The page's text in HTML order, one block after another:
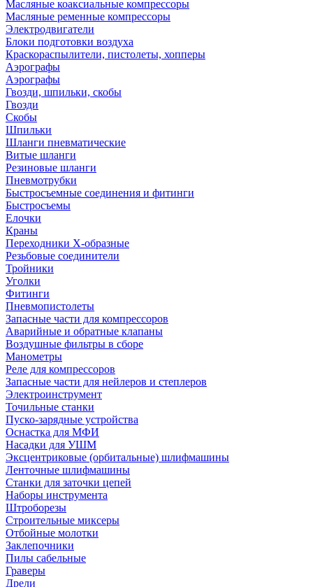
Масляные коаксиальные компрессоры
Масляные ременные компрессоры
Электродвигатели
Блоки подготовки воздуха
Краскораспылители, пистолеты, хопперы
Аэрографы
Аэрографы
Гвозди, шпильки, скобы
Гвозди
Скобы
Шпильки
Шланги пневматические
Витые шланги
Резиновые шланги
Пневмотрубки
Быстросъемные соединения и фитинги
Быстросъемы
Елочки
Краны
Переходники Х-образные
Резьбовые соединители
Тройники
Уголки
Фитинги
Пневмопистолеты
Запасные части для компрессоров
Аварийные и обратные клапаны
Воздушные фильтры в сборе
Манометры
Реле для компрессоров
Запасные части для нейлеров и степлеров
Электроинструмент
Точильные станки
Пуско-зарядные устройства
Оснастка для МФИ
Насадки для УШМ
Эксцентриковые (орбитальные) шлифмашины
Ленточные шлифмашины
Станки для заточки цепей
Наборы инструмента
Штроборезы
Строительные миксеры
Отбойные молотки
Заклепочники
Пилы сабельные
Граверы
Дрели